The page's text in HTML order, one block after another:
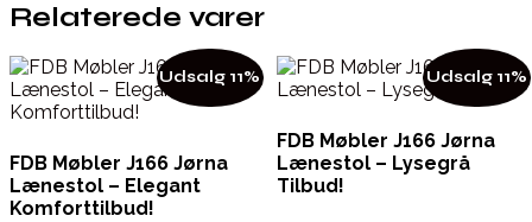
Relaterede varer
Udsalg 11%
FDB Møbler J166 Jørna
Lænestol – Elegant
Komforttilbud!
Udsalg 11%
FDB Møbler J166 Jørna
Lænestol – Lysegrå
Tilbud!